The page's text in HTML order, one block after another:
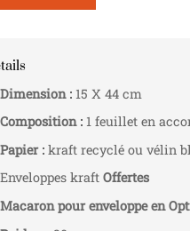
Dimension : 15 X 44 cm
Composition :1 feuillet en
Papier : kraft recyclé ou vélin
Enveloppes kraft Offertes
Macaron pour enveloppe en